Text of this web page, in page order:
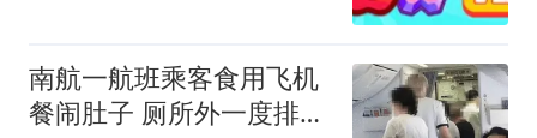
南航一航班乘客食用飞机
餐闹肚子 厕所外一度排长